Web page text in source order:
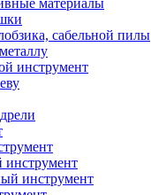
материалы
сабельной пилы
инструмент
инструмент